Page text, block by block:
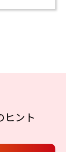
ヒント